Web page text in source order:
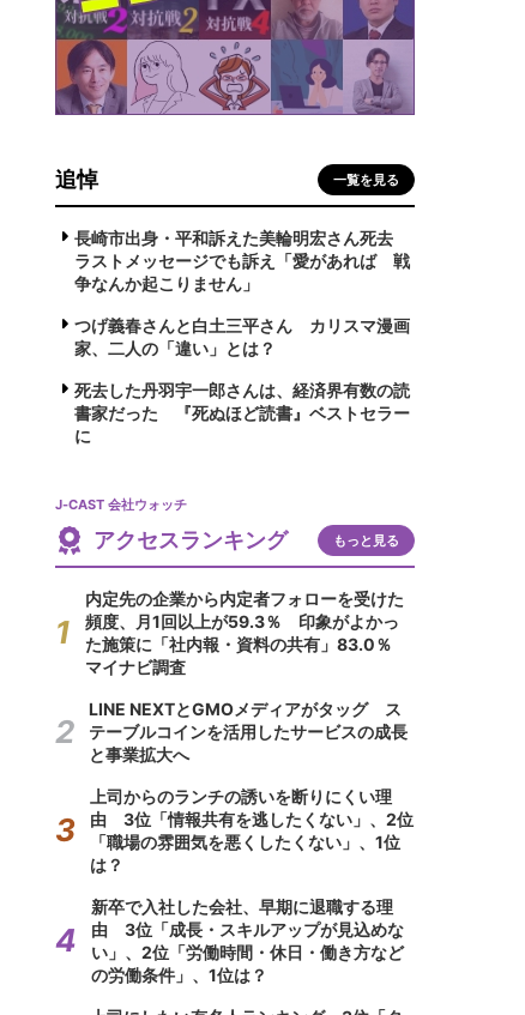
追悼 一覧を見る
長崎市出身・平和訴えた美輪明宏さん死去
ラストメッセージでも訴え「愛があれば 戦
争なんか起こりません」
つげ義春さんと白土三平さん カリスマ漫画
家、二人の「違い」とは？
死去した丹羽宇一郎さんは、経済界有数の読
書家だった 『死ぬほど読書』ベストセラー
に
J-CAST 会社ウォッチ
アクセスランキング もっと見る
内定先の企業から内定者フォローを受けた
頻度、月1回以上が59.3％ 印象がよかっ
た施策に「社内報・資料の共有」83.0％
マイナビ調査
LINE NEXTとGMOメディアがタッグ ス
テーブルコインを活用したサービスの成長
と事業拡大へ
上司からのランチの誘いを断りにくい理
由 3位「情報共有を逃したくない」、2位
「職場の雰囲気を悪くしたくない」、1位
は？
新卒で入社した会社、早期に退職する理
由 3位「成長・スキルアップが見込めな
い」、2位「労働時間・休日・働き方など
の労働条件」、1位は？